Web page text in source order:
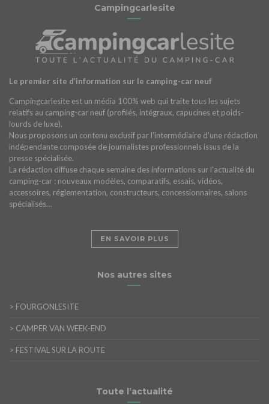
Campingcarlesite
Le premier site d’information sur le camping-car neuf
Campingcarlesite est un média 100% web qui traite tous les sujets
relatifs au camping-car neuf (profilés, intégraux, capucines et poids-
lourds de luxe).
Nous proposons un contenu exclusif par l’intermédiaire d’une rédaction
indépendante composée de journalistes professionnels issus de la
presse spécialisée.
La rédaction diffuse chaque semaine des informations sur l’actualité du
camping-car : nouveaux modèles, comparatifs, essais, vidéos,
accessoires, réglementation, constructeurs, concessionnaires, salons
spécialisés…
EN SAVOIR PLUS
Nos autres sites
> FOURGONLESITE
> CAMPER VAN WEEK-END
> FESTIVAL SUR LA ROUTE
Toute l’actualité